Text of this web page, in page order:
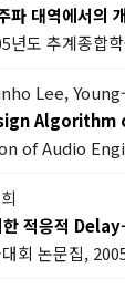
파 대역에서
년도 추계종합
Lee,
of Audio
한 적응적
회 논문집,